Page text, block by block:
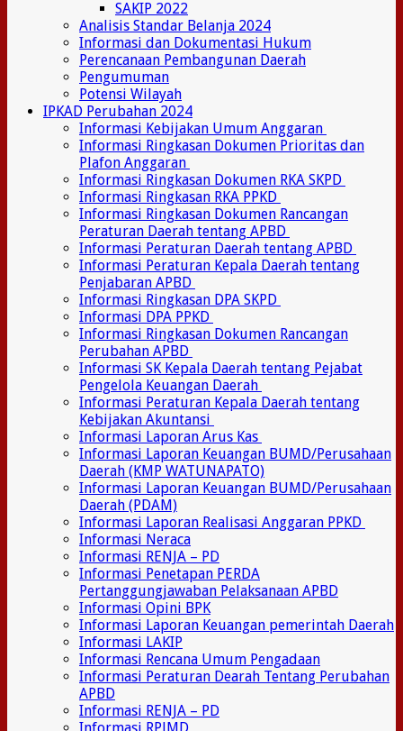
SAKIP 2022
Analisis Standar Belanja 2024
Informasi dan Dokumentasi Hukum
Perencanaan Pembangunan Daerah
Pengumuman
Potensi Wilayah
IPKAD Perubahan 2024
Informasi Kebijakan Umum Anggaran
Informasi Ringkasan Dokumen Prioritas dan
Plafon Anggaran
Informasi Ringkasan Dokumen RKA SKPD
Informasi Ringkasan RKA PPKD
Informasi Ringkasan Dokumen Rancangan
Peraturan Daerah tentang APBD
Informasi Peraturan Daerah tentang APBD
Informasi Peraturan Kepala Daerah tentang
Penjabaran APBD
Informasi Ringkasan DPA SKPD
Informasi DPA PPKD
Informasi Ringkasan Dokumen Rancangan
Perubahan APBD
Informasi SK Kepala Daerah tentang Pejabat
Pengelola Keuangan Daerah
Informasi Peraturan Kepala Daerah tentang
Kebijakan Akuntansi
Informasi Laporan Arus Kas
Informasi Laporan Keuangan BUMD/Perusahaan
Daerah (KMP WATUNAPATO)
Informasi Laporan Keuangan BUMD/Perusahaan
Daerah (PDAM)
Informasi Laporan Realisasi Anggaran PPKD
Informasi Neraca
Informasi RENJA – PD
Informasi Penetapan PERDA
Pertanggungjawaban Pelaksanaan APBD
Informasi Opini BPK
Informasi Laporan Keuangan pemerintah Daerah
Informasi LAKIP
Informasi Rencana Umum Pengadaan
Informasi Peraturan Dearah Tentang Perubahan
APBD
Informasi RENJA – PD